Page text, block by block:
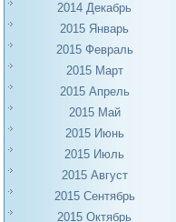
2014 Декабрь
2015 Январь
2015 Февраль
2015 Март
2015 Апрель
2015 Май
2015 Июнь
2015 Июль
2015 Август
2015 Сентябрь
2015 Октябрь